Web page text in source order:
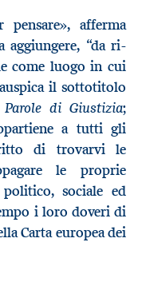
afferma
aggiungere, “da ri-
come luogo in cui
il sottotitolo
Parole di Giustizia;
a tutti gli
di trovarvi le
le proprie
sociale ed
i loro doveri di
Carta europea dei